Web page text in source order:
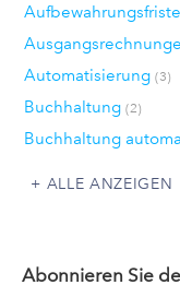
Automatisierung (3)
Buchhaltung (2)
Buchhaltung
ALLE ANZEIGEN
Abonnieren Sie